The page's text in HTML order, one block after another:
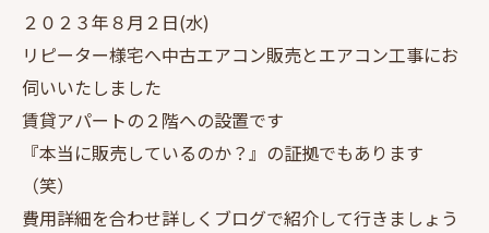
２０２３年８月２日(水)
リピーター様宅へ中古エアコン販売とエアコン工事にお
伺いいたしました
賃貸アパートの２階への設置です
『本当に販売しているのか？』の証拠でもあります
（笑）
費用詳細を合わせ詳しくブログで紹介して行きましょう